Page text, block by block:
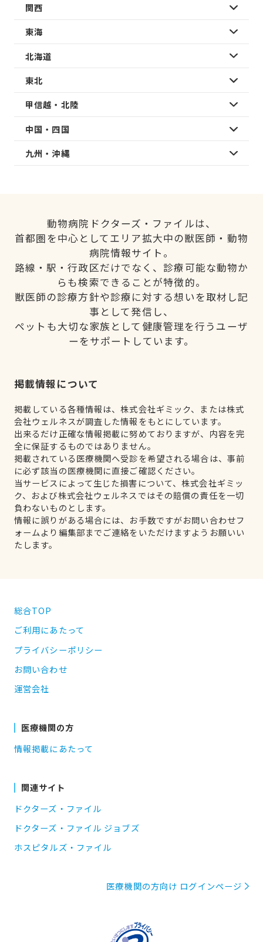
関西
東海
北海道
東北
甲信越・北陸
中国・四国
九州・沖縄
動物病院ドクターズ・ファイルは、
首都圏を中心としてエリア拡大中の獣医師・動物
病院情報サイト。
路線・駅・行政区だけでなく、診療可能な動物か
らも検索できることが特徴的。
獣医師の診療方針や診療に対する想いを取材し記
事として発信し、
ペットも大切な家族として健康管理を行うユーザ
ーをサポートしています。
掲載情報について
掲載している各種情報は、株式会社ギミック、または株式
会社ウェルネスが調査した情報をもとにしています。
出来るだけ正確な情報掲載に努めておりますが、内容を完
全に保証するものではありません。
掲載されている医療機関へ受診を希望される場合は、事前
に必ず該当の医療機関に直接ご確認ください。
当サービスによって生じた損害について、株式会社ギミッ
ク、および株式会社ウェルネスではその賠償の責任を一切
負わないものとします。
情報に誤りがある場合には、お手数ですがお問い合わせフ
ォームより編集部までご連絡をいただけますようお願いい
たします。
総合TOP
ご利用にあたって
プライバシーポリシー
お問い合わせ
運営会社
医療機関の方
情報掲載にあたって
関連サイト
ドクターズ・ファイル
ドクターズ・ファイル ジョブズ
ホスピタルズ・ファイル
医療機関の方向け ログインページ